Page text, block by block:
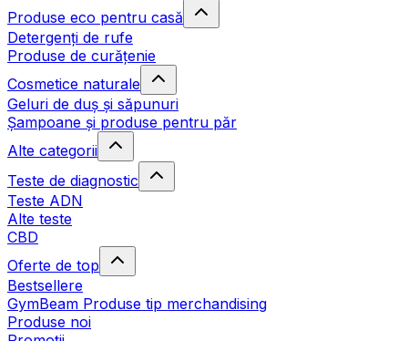
Produse eco pentru casă
Detergenți de rufe
Produse de curățenie
Cosmetice naturale
Geluri de duș și săpunuri
Șampoane și produse pentru păr
Alte categorii
Teste de diagnostic
Teste ADN
Alte teste
CBD
Oferte de top
Bestsellere
GymBeam Produse tip merchandising
Produse noi